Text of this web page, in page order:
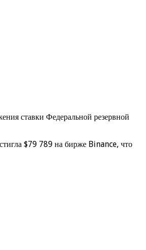
ставки Федеральной резервной
$79 789 на бирже Binance, что